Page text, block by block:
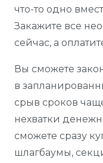
что-то одно
Закажите все
сейчас, а
Вы сможете
в
срыв сроков
нехватки
сможете сразу
шлагбаумы,